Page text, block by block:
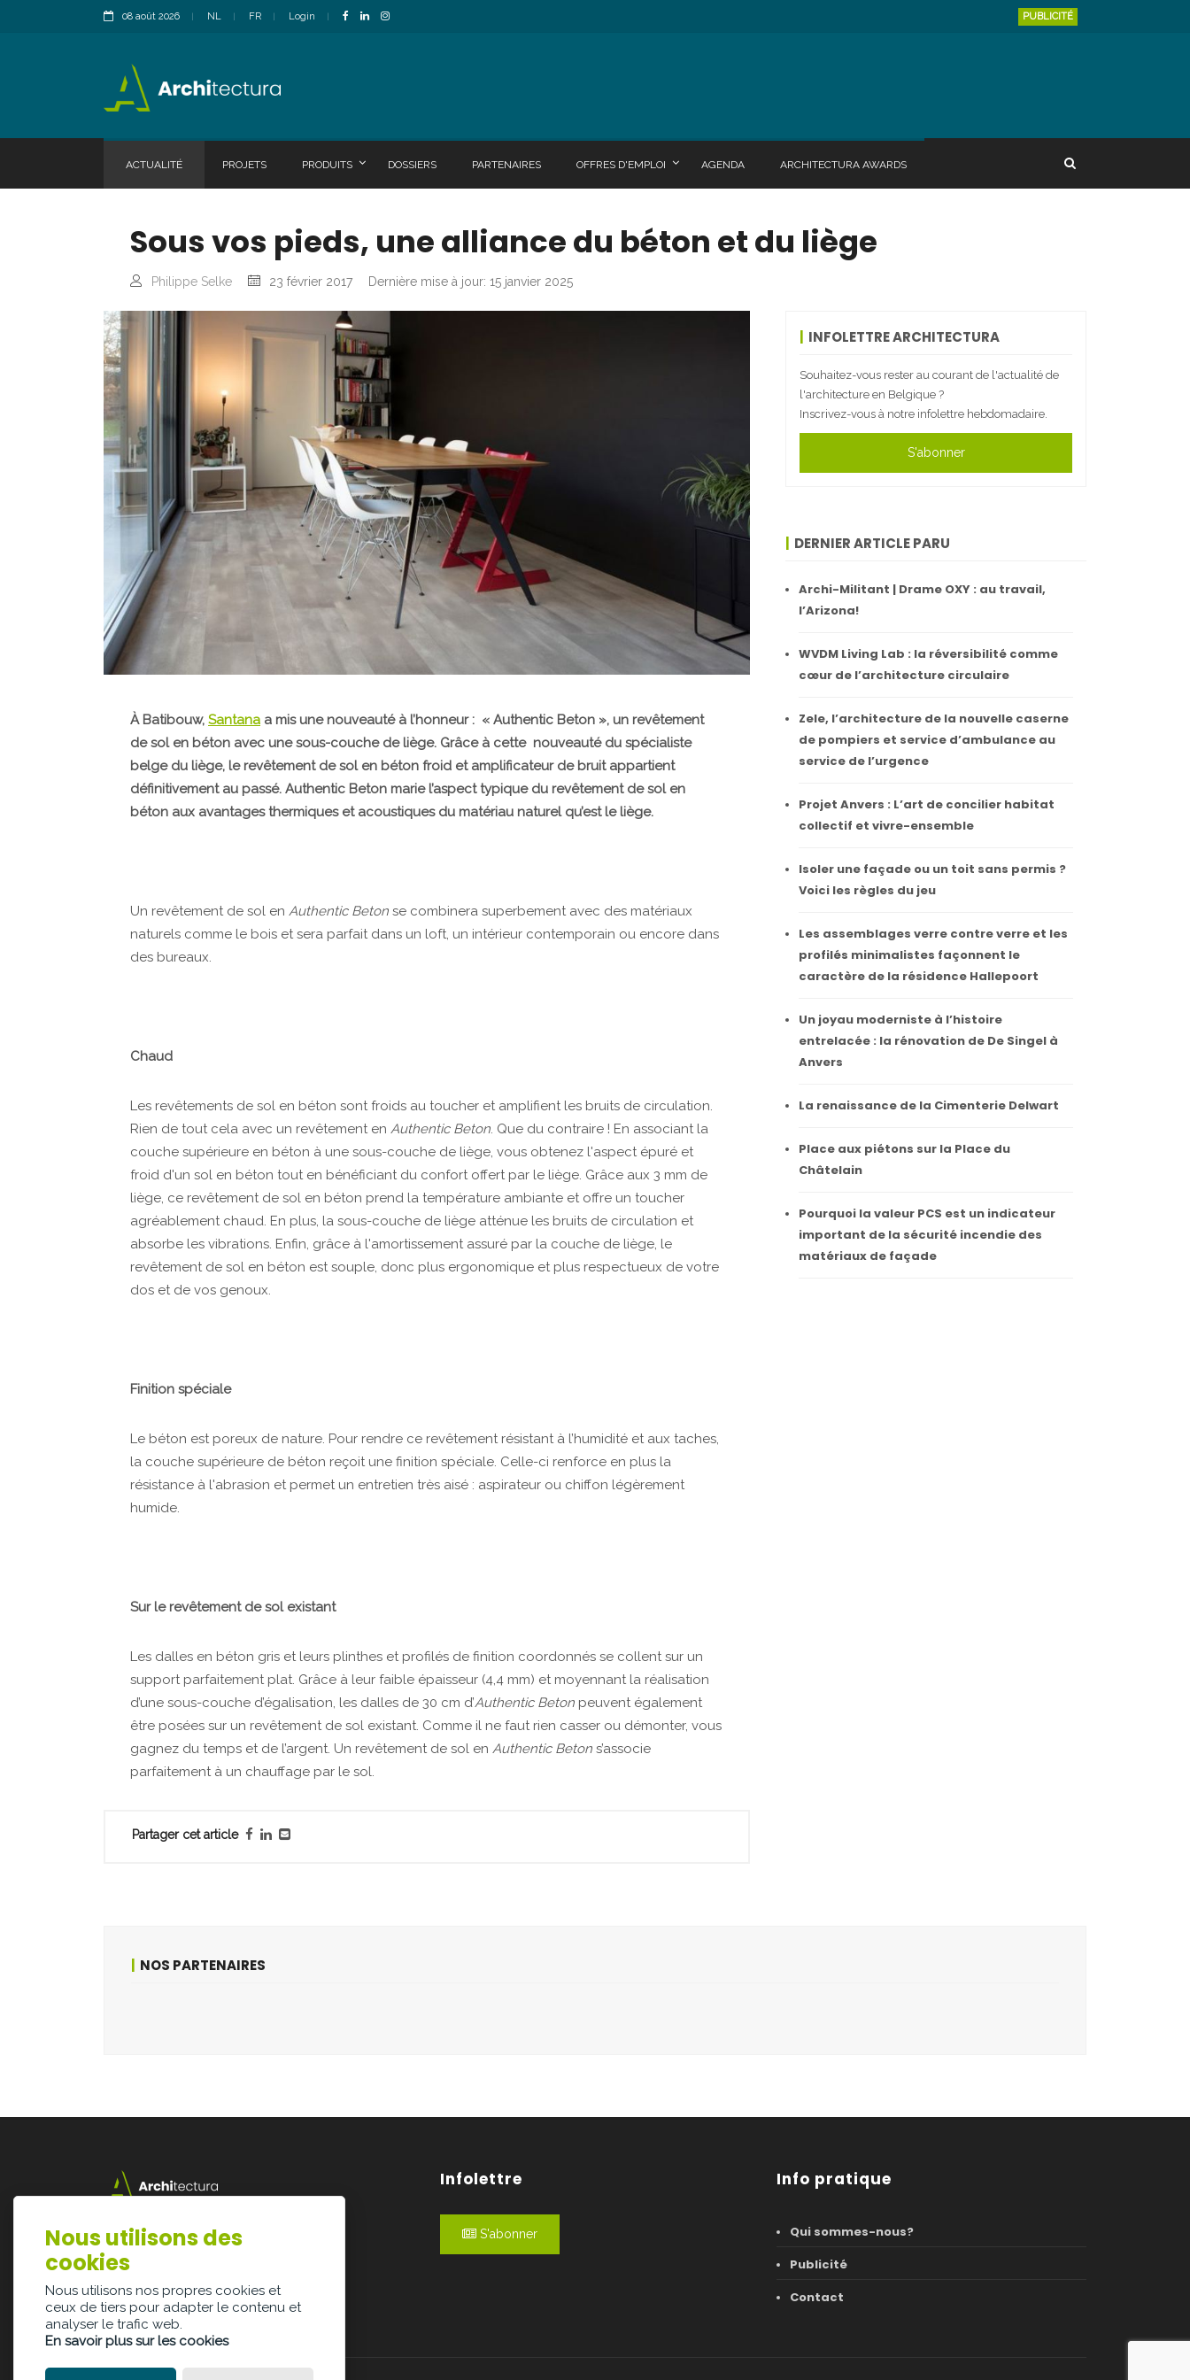
08 août 2026 NL FR Login PUBLICITÉ
ACTUALITÉ PROJETS PRODUITS DOSSIERS PARTENAIRES OFFRES D'EMPLOI AGENDA ARCHITECTURA AWARDS
Sous vos pieds, une alliance du béton et du liège
Philippe Selke 23 février 2017 Dernière mise à jour: 15 janvier 2025
À Batibouw, Santana a mis une nouveauté à l’honneur : « Authentic Beton », un revêtement
de sol en béton avec une sous-couche de liège. Grâce à cette nouveauté du spécialiste
belge du liège, le revêtement de sol en béton froid et amplificateur de bruit appartient
définitivement au passé. Authentic Beton marie l’aspect typique du revêtement de sol en
béton aux avantages thermiques et acoustiques du matériau naturel qu’est le liège.
Un revêtement de sol en Authentic Beton se combinera superbement avec des matériaux
naturels comme le bois et sera parfait dans un loft, un intérieur contemporain ou encore dans
des bureaux.
Chaud
Les revêtements de sol en béton sont froids au toucher et amplifient les bruits de circulation.
Rien de tout cela avec un revêtement en Authentic Beton. Que du contraire ! En associant la
couche supérieure en béton à une sous-couche de liège, vous obtenez l'aspect épuré et
froid d'un sol en béton tout en bénéficiant du confort offert par le liège. Grâce aux 3 mm de
liège, ce revêtement de sol en béton prend la température ambiante et offre un toucher
agréablement chaud. En plus, la sous-couche de liège atténue les bruits de circulation et
absorbe les vibrations. Enfin, grâce à l'amortissement assuré par la couche de liège, le
revêtement de sol en béton est souple, donc plus ergonomique et plus respectueux de votre
dos et de vos genoux.
Finition spéciale
Le béton est poreux de nature. Pour rendre ce revêtement résistant à l’humidité et aux taches,
la couche supérieure de béton reçoit une finition spéciale. Celle-ci renforce en plus la
résistance à l'abrasion et permet un entretien très aisé : aspirateur ou chiffon légèrement
humide.
Sur le revêtement de sol existant
Les dalles en béton gris et leurs plinthes et profilés de finition coordonnés se collent sur un
support parfaitement plat. Grâce à leur faible épaisseur (4,4 mm) et moyennant la réalisation
d’une sous-couche d’égalisation, les dalles de 30 cm d’Authentic Beton peuvent également
être posées sur un revêtement de sol existant. Comme il ne faut rien casser ou démonter, vous
gagnez du temps et de l’argent. Un revêtement de sol en Authentic Beton s’associe
parfaitement à un chauffage par le sol.
Partager cet article
INFOLETTRE ARCHITECTURA
Souhaitez-vous rester au courant de l'actualité de
l'architecture en Belgique ?
Inscrivez-vous à notre infolettre hebdomadaire.
S'abonner
DERNIER ARTICLE PARU
Archi-Militant | Drame OXY : au travail,
l’Arizona!
WVDM Living Lab : la réversibilité comme
cœur de l’architecture circulaire
Zele, l’architecture de la nouvelle caserne
de pompiers et service d’ambulance au
service de l’urgence
Projet Anvers : L’art de concilier habitat
collectif et vivre-ensemble
Isoler une façade ou un toit sans permis ?
Voici les règles du jeu
Les assemblages verre contre verre et les
profilés minimalistes façonnent le
caractère de la résidence Hallepoort
Un joyau moderniste à l’histoire
entrelacée : la rénovation de De Singel à
Anvers
La renaissance de la Cimenterie Delwart
Place aux piétons sur la Place du
Châtelain
Pourquoi la valeur PCS est un indicateur
important de la sécurité incendie des
matériaux de façade
NOS PARTENAIRES
3500 Hasselt
info@architectura.be
Infolettre
S'abonner
Info pratique
Qui sommes-nous?
Publicité
Contact
Nous utilisons des
cookies
Nous utilisons nos propres cookies et
ceux de tiers pour adapter le contenu et
analyser le trafic web.
En savoir plus sur les cookies